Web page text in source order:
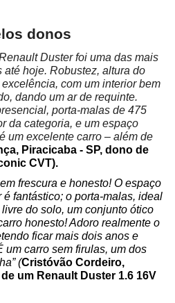
donos
Duster foi uma das mais
hoje. Robustez, altura do
com um interior bem
dando um ar de requinte.
porta-malas de 475
da categoria, e um espaço
um excelente carro – além de
Piracicaba - SP, dono de
CVT).
frescura e honesto! O espaço
fantástico; o porta-malas, ideal
do solo, um conjunto ótico
honesto! Adoro realmente o
ficar mais dois anos e
um carro sem firulas, um dos
(Cristóvão Cordeiro,
um Renault Duster 1.6 16V